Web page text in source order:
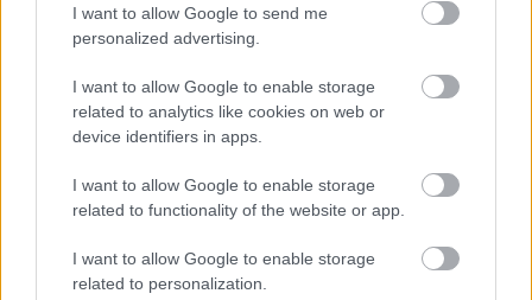
I want to allow Google to send me
personalized advertising.
I want to allow Google to enable storage
related to analytics like cookies on web or
device identifiers in apps.
I want to allow Google to enable storage
related to functionality of the website or app.
I want to allow Google to enable storage
related to personalization.
headey game of thrones george r r martin emilia clarke
peter dinklage nikolaj coster waldau